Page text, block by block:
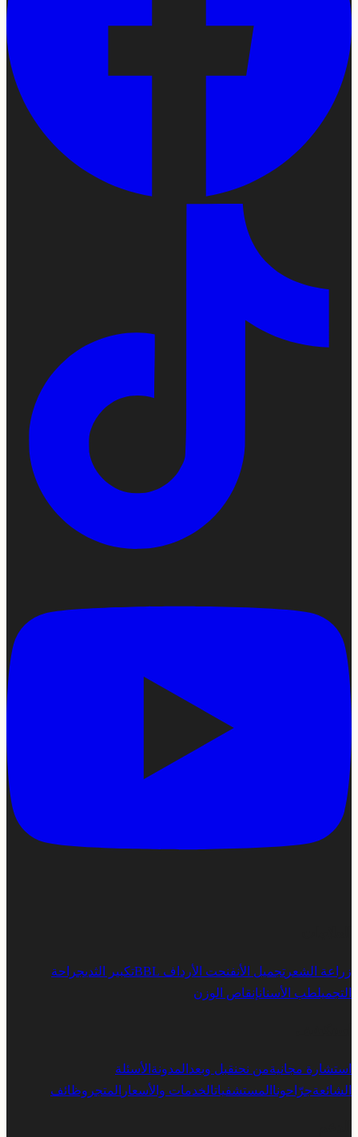
زراعة الشعر تجميل الأنفنحت الأرداف BBL تكبير الثديجراحة
التجميلطب الأسنانإنقاص الوزن
استشارة مجانيةمن نحنقبل وبعد المدونة الأسئلة
الشائعةجرّاحونا المستشفياتالخدمات والأسعار المتجر وظائف